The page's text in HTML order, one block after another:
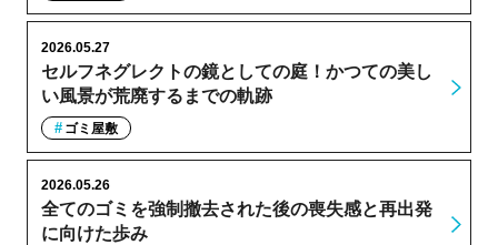
セルフネグレクトの鏡としての庭！かつての美し
い風景が荒廃するまでの軌跡
2026.05.27
ゴミ屋敷
全てのゴミを強制撤去された後の喪失感と再出発
に向けた歩み
2026.05.26